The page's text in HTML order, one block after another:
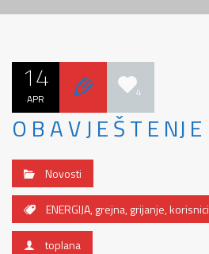
14
APR 4
O B A V J E Š T E NJ E
Novosti
ENERGIJA,grejna,grijanje,korisnici
toplana